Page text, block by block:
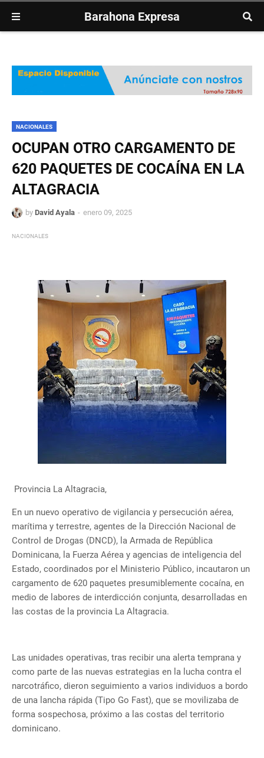
Barahona Expresa
NACIONALES
OCUPAN OTRO CARGAMENTO DE
620 PAQUETES DE COCAÍNA EN LA
ALTAGRACIA
by David Ayala enero 09, 2025
NACIONALES
Provincia La Altagracia,
En un nuevo operativo de vigilancia y persecución aérea,
marítima y terrestre, agentes de la Dirección Nacional de
Control de Drogas (DNCD), la Armada de República
Dominicana, la Fuerza Aérea y agencias de inteligencia del
Estado, coordinados por el Ministerio Público, incautaron un
cargamento de 620 paquetes presumiblemente cocaína, en
medio de labores de interdicción conjunta, desarrolladas en
las costas de la provincia La Altagracia.
Las unidades operativas, tras recibir una alerta temprana y
como parte de las nuevas estrategias en la lucha contra el
narcotráfico, dieron seguimiento a varios individuos a bordo
de una lancha rápida (Tipo Go Fast), que se movilizaba de
forma sospechosa, próximo a las costas del territorio
dominicano.